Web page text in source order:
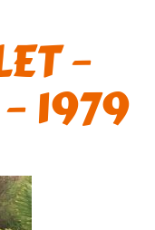
–
1979